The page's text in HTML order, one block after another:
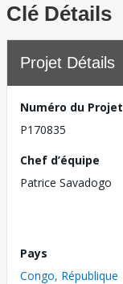
Clé Détails
Projet Détails
Numéro du Projet
P170835
Chef d’équipe
Patrice Savadogo
Pays
Congo, République